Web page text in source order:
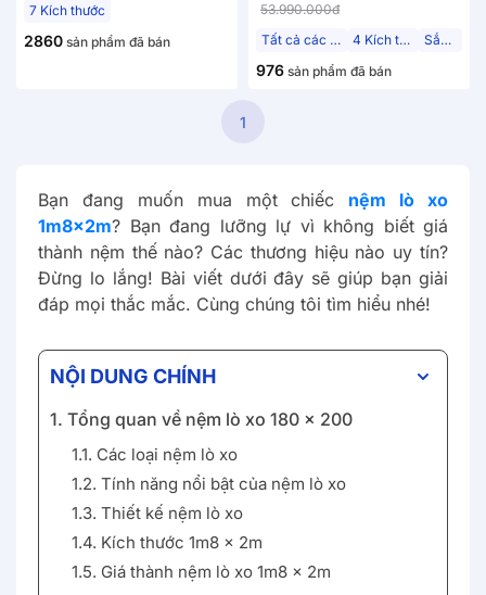
7 Kích thước
2860 sản phẩm đã bán
53.990.000đ
Tất cả các tư thế
4 Kích thước Sắp về
976 sản phẩm đã bán
1
Bạn đang muốn mua một chiếc nệm lò xo
1m8x2m? Bạn đang lưỡng lự vì không biết giá
thành nệm thế nào? Các thương hiệu nào uy tín?
Đừng lo lắng! Bài viết dưới đây sẽ giúp bạn giải
đáp mọi thắc mắc. Cùng chúng tôi tìm hiểu nhé!
NỘI DUNG CHÍNH
1. Tổng quan về nệm lò xo 180 x 200
1.1. Các loại nệm lò xo
1.2. Tính năng nổi bật của nệm lò xo
1.3. Thiết kế nệm lò xo
1.4. Kích thước 1m8 x 2m
1.5. Giá thành nệm lò xo 1m8 x 2m